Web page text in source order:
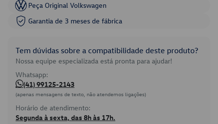
Peça Original Volkswagen
Garantia de 3 meses de fábrica
Tem dúvidas sobre a compatibilidade deste produto?
Nossa equipe especializada está pronta para ajudar!
Whatsapp:
(41) 99125-2143
(apenas mensagens de texto, não atendemos ligações)
Horário de atendimento:
Segunda à sexta, das 8h às 17h.